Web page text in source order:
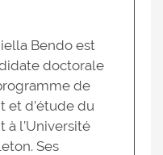
Bendo est
doctorale
de
et d’étude du
à l’Université
Ses